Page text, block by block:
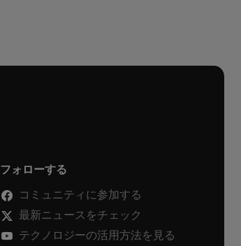
フォローする
コミュニティに参加する
最新ニュースをチェック
テクノロジーの活用方法を見る